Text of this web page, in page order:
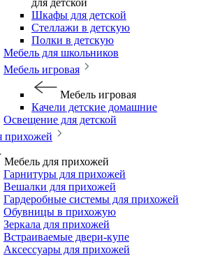
для детской
Шкафы для детской
Стеллажи в детскую
Полки в детскую
Мебель для школьников
Мебель игровая
Мебель игровая
Качели детские домашние
Освещение для детской
прихожей
Мебель для прихожей
Гарнитуры для прихожей
Вешалки для прихожей
Гардеробные системы для прихожей
Обувницы в прихожую
Зеркала для прихожей
Встраиваемые двери-купе
Аксессуары для прихожей